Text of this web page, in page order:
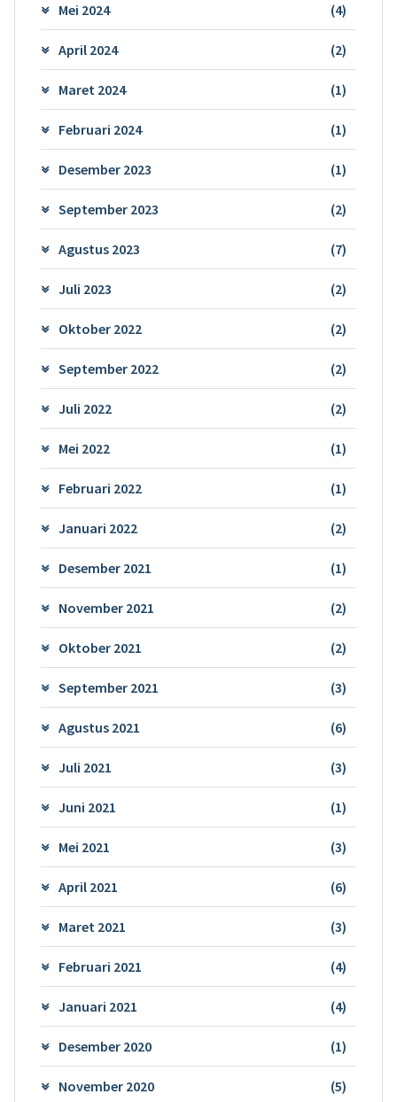
Mei 2024 (4)
April 2024 (2)
Maret 2024 (1)
Februari 2024 (1)
Desember 2023 (1)
September 2023 (2)
Agustus 2023 (7)
Juli 2023 (2)
Oktober 2022 (2)
September 2022 (2)
Juli 2022 (2)
Mei 2022 (1)
Februari 2022 (1)
Januari 2022 (2)
Desember 2021 (1)
November 2021 (2)
Oktober 2021 (2)
September 2021 (3)
Agustus 2021 (6)
Juli 2021 (3)
Juni 2021 (1)
Mei 2021 (3)
April 2021 (6)
Maret 2021 (3)
Februari 2021 (4)
Januari 2021 (4)
Desember 2020 (1)
November 2020 (5)